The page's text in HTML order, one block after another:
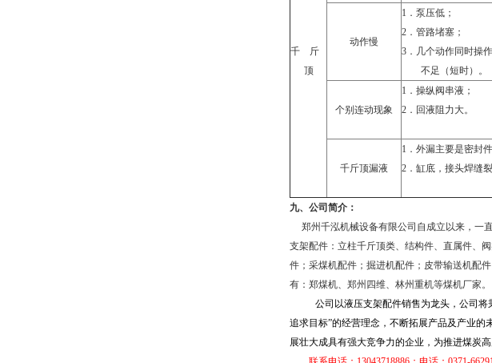
千
斤
顶
动作慢
1． 泵压低；
2． 管路堵塞；
3． 几个动作同时操
不足（短时）。
个别连动现象
1． 操纵阀串液；
2． 回液阻力大。
千斤顶漏液
1． 外漏主要是密封件
2． 缸底，接头焊缝裂
九、 公司简介：
郑州千泓机械设备有限公司自成立以来，一
支架配件：立柱千斤顶类、结构件、直属件、
件；采煤机配件；掘进机配件；皮带输送机配
有：郑煤机、郑州四维、林州重机等煤机厂家。
公司以液压支架配件销售为龙头，公司
追求目标”的经营理念，不断拓展产品及产业
展壮大成具有强大竞争力的企业，为推进煤炭